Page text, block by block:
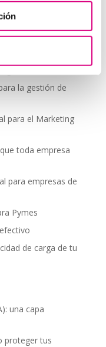
publicidad que
la gestión de
para el Marketing
toda empresa
para empresas de
Pymes
de carga de tu
una capa
proteger tus